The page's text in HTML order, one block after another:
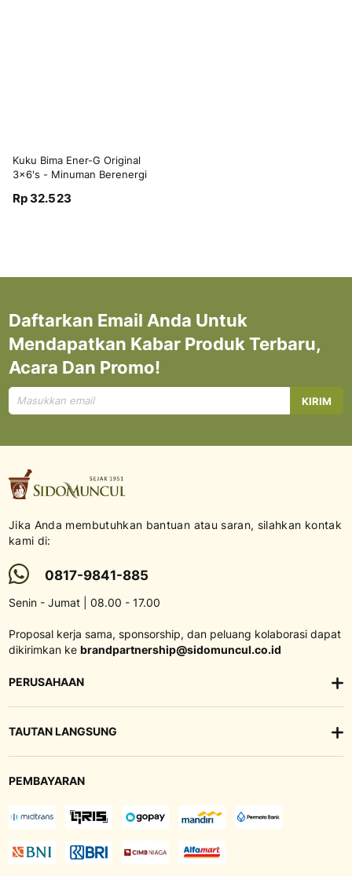
Kuku Bima Ener-G Original
3x6's - Minuman Berenergi
Rp 32.523
Daftarkan Email Anda Untuk
Mendapatkan Kabar Produk Terbaru,
Acara Dan Promo!
Mendaftar
untuk
KIRIM
Jika Anda membutuhkan bantuan atau saran, silahkan kontak
kami di:
0817-9841-885
Senin - Jumat | 08.00 - 17.00
Proposal kerja sama, sponsorship, dan peluang kolaborasi dapat
dikirimkan ke brandpartnership@sidomuncul.co.id
PERUSAHAAN
TAUTAN LANGSUNG
PEMBAYARAN